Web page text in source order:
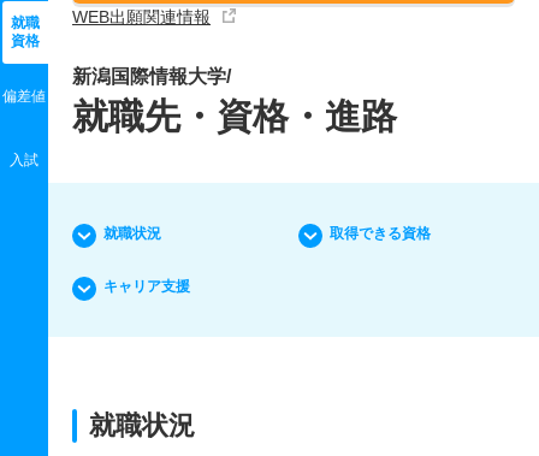
WEB出願関連情報
就職
資格
偏差値
入試
新潟国際情報大学/
就職先・資格・進路
就職状況 取得できる資格
キャリア支援
就職状況